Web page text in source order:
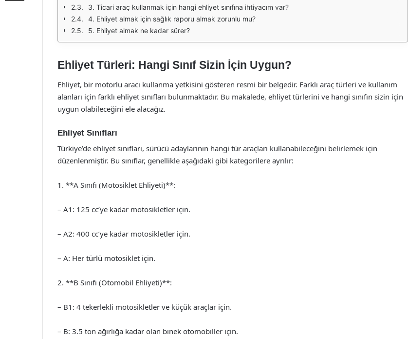
3. Ticari araç kullanmak için hangi ehliyet sınıfına ihtiyacım var?
4. Ehliyet almak için sağlık raporu almak zorunlu mu?
5. Ehliyet almak ne kadar sürer?
Ehliyet Türleri: Hangi Sınıf Sizin İçin Uygun?
Ehliyet, bir motorlu aracı kullanma yetkisini gösteren resmi bir belgedir. Farklı araç türleri ve kullanım
alanları için farklı ehliyet sınıfları bulunmaktadır. Bu makalede, ehliyet türlerini ve hangi sınıfın sizin için
uygun olabileceğini ele alacağız.
Ehliyet Sınıfları
Türkiye’de ehliyet sınıfları, sürücü adaylarının hangi tür araçları kullanabileceğini belirlemek için
düzenlenmiştir. Bu sınıflar, genellikle aşağıdaki gibi kategorilere ayrılır:
1. **A Sınıfı (Motosiklet Ehliyeti)**:
– A1: 125 cc’ye kadar motosikletler için.
– A2: 400 cc’ye kadar motosikletler için.
– A: Her türlü motosiklet için.
2. **B Sınıfı (Otomobil Ehliyeti)**:
– B1: 4 tekerlekli motosikletler ve küçük araçlar için.
– B: 3.5 ton ağırlığa kadar olan binek otomobiller için.